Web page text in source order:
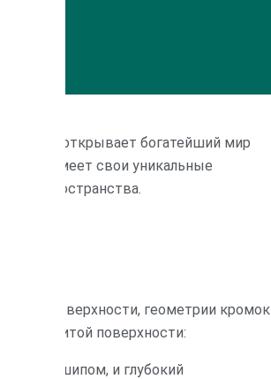
деле, открывает богатейший мир
имеет свои уникальные
пространства.
поверхности, геометрии кромок
обшитой поверхности:
с шипом, и глубокий